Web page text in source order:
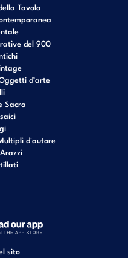
Tavola
del 900
d’arte
Sacra
d'autore
sito